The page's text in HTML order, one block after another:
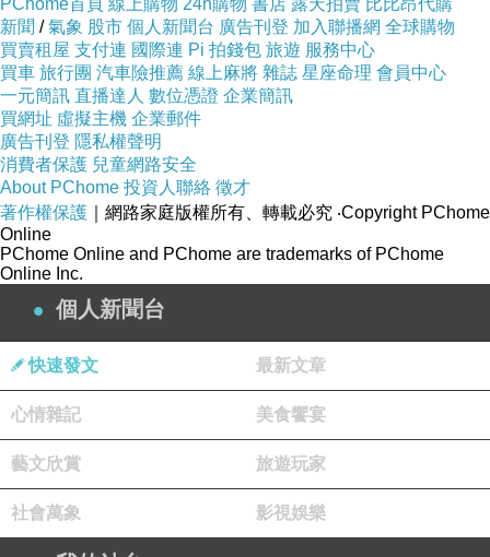
至，因此決定心碎放手。
這則悲傷的失戀文，照理來說下面會有眾多網友
的拍拍，但完全不是如此，因為這名「小三」搶
頭香神回：「妳知道它是我表哥嗎（笑）？」並
表示因與表哥住得近，當然感情不錯，而且這位
表妹還說，如果她沒搞錯的話，表哥原來要在七
夕跟這名女高中生告白的，但卻因這個誤會遭封
鎖。
這個像八點檔的超展開劇情，引發熱烈回響，許
多網友叫著「在一起！在一起！在一起！」，也
很多網友期待著這離奇故事的後續發展。
▲「小三」在這則貼文下神回，表示自己才不是
男高中生的心儀對象，而是「表妹」而已，根本
烏龍一場，並且她表示應該在七夕男生就要告白
PChome首頁 線上購物 24h購物 書店 露天拍賣 比比昂代購
新聞 /氣象 股市 個人新聞台 廣告刊登 加入聯播網 全球購物
買賣租屋 支付連 國際連 Pi 拍錢包 旅遊 服務中心
買車 旅行團 汽車險推薦 線上麻將 雜誌 星座命理 會員中心
一元簡訊 直播達人 數位憑證 企業簡訊
買網址 虛擬主機 企業郵件
廣告刊登 隱私權聲明
消費者保護 兒童網路安全
About PChome 投資人聯絡 徵才
著作權保護 ｜網路家庭版權所有、轉載必究 ‧Copyright PChome
Online
PChome Online and PChome are trademarks of PChome
Online Inc.
個人新聞台
快速發文 最新文章
心情雜記 美食饗宴
藝文欣賞 旅遊玩家
社會萬象 影視娛樂